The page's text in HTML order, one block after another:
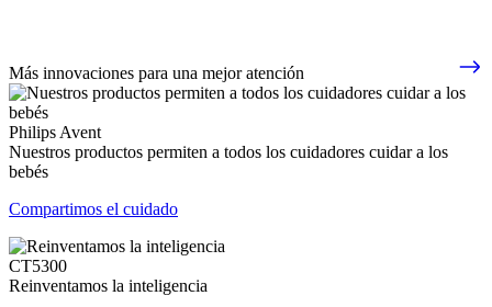
Más innovaciones para una mejor atención
Philips Avent
Nuestros productos permiten a todos los cuidadores cuidar a los
bebés
Compartimos el cuidado
CT5300
Reinventamos la inteligencia